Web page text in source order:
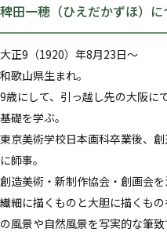
稗田一穂（ひえだかずほ）に
大正9（1920）年8月23日～
和歌山県生まれ。
9歳にして、引っ越し先の大阪に
基礎を学ぶ。
東京美術学校日本画科卒業後、
に師事。
創造美術・新制作協会・創画会を
繊細に描くものと大胆に描くも
の風景や自然風景を写実的な筆致